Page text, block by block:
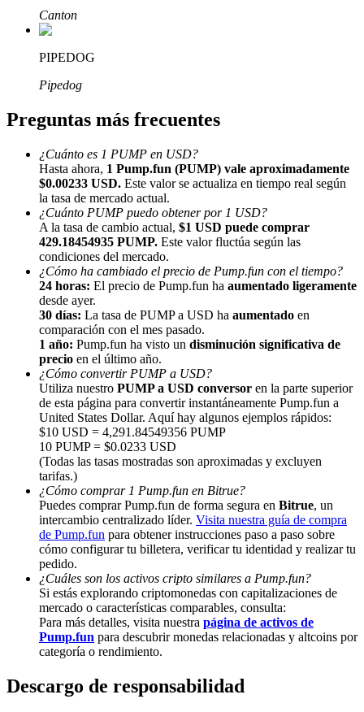
Afiliados de Bitrue
¡Hasta un 65% de comisiones!
Referencia
Invita a un amigo para recibir recompensas en efectivo
BTC Welcome Rewards
BTC Welcome Rewards
Deposit & Trade BTC to Share 25000 USDT prize pool!
Deposit CASHCAT & Win
Share 500000 CASHCAT prize pool
Exclusive for BitMart Users
Canton
PIPEDOG
Pipedog
Preguntas más frecuentes
¿Cuánto es 1 PUMP en USD?
Hasta ahora, 1 Pump.fun (PUMP) vale aproximadamente
$0.00233 USD. Este valor se actualiza en tiempo real según
la tasa de mercado actual.
¿Cuánto PUMP puedo obtener por 1 USD?
A la tasa de cambio actual, $1 USD puede comprar
429.18454935 PUMP. Este valor fluctúa según las
condiciones del mercado.
¿Cómo ha cambiado el precio de Pump.fun con el tiempo?
24 horas: El precio de Pump.fun ha aumentado ligeramente
desde ayer.
30 días: La tasa de PUMP a USD ha aumentado en
comparación con el mes pasado.
1 año: Pump.fun ha visto un disminución significativa de
precio en el último año.
¿Cómo convertir PUMP a USD?
Utiliza nuestro PUMP a USD conversor en la parte superior
de esta página para convertir instantáneamente Pump.fun a
United States Dollar. Aquí hay algunos ejemplos rápidos:
$10 USD = 4,291.84549356 PUMP
10 PUMP = $0.0233 USD
(Todas las tasas mostradas son aproximadas y excluyen
tarifas.)
¿Cómo comprar 1 Pump.fun en Bitrue?
Puedes comprar Pump.fun de forma segura en Bitrue, un
intercambio centralizado líder. Visita nuestra guía de compra
de Pump.fun para obtener instrucciones paso a paso sobre
cómo configurar tu billetera, verificar tu identidad y realizar tu
pedido.
¿Cuáles son los activos cripto similares a Pump.fun?
Si estás explorando criptomonedas con capitalizaciones de
mercado o características comparables, consulta:
Para más detalles, visita nuestra página de activos de
Pump.fun para descubrir monedas relacionadas y altcoins por
categoría o rendimiento.
Descargo de responsabilidad